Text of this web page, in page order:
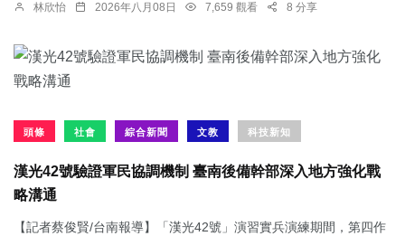
林欣怡 2026年八月08日 7,659 觀看 8 分享
頭條 社會 綜合新聞 文教 科技新知
漢光42號驗證軍民協調機制 臺南後備幹部深入地方強化戰
略溝通
【記者蔡俊賢/台南報導】「漢光42號」演習實兵演練期間，第四作